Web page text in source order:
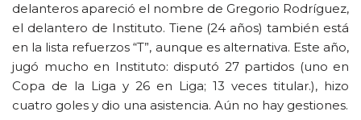
delanteros apareció el nombre de Gregorio Rodríguez,
el delantero de Instituto. Tiene (24 años) también está
en la lista refuerzos “T”, aunque es alternativa. Este año,
jugó mucho en Instituto: disputó 27 partidos (uno en
Copa de la Liga y 26 en Liga; 13 veces titular.), hizo
cuatro goles y dio una asistencia. Aún no hay gestiones.